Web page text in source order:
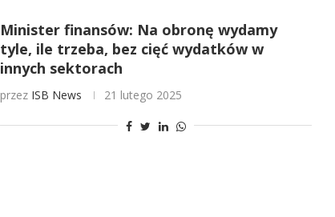
Minister finansów: Na obronę wydamy
tyle, ile trzeba, bez cięć wydatków w
innych sektorach
przez ISB News 21 lutego 2025